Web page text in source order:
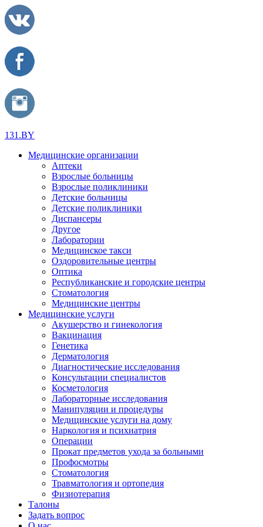
131.BY
Медицинские организации
Аптеки
Взрослые больницы
Взрослые поликлиники
Детские больницы
Детские поликлиники
Диспансеры
Другое
Лаборатории
Медицинское такси
Оздоровительные центры
Оптика
Республиканские и городские центры
Стоматология
Медицинские центры
Медицинские услуги
Акушерство и гинекология
Вакцинация
Генетика
Дерматология
Диагностические исследования
Консультации специалистов
Косметология
Лабораторные исследования
Манипуляции и процедуры
Медицинские услуги на дому
Наркология и психиатрия
Операции
Прокат предметов ухода за больными
Профосмотры
Стоматология
Травматология и ортопедия
Физиотерапия
Талоны
Задать вопрос